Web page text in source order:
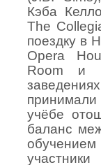
Кэба
The
поездку в
Opera
Room и
учёбе
баланс